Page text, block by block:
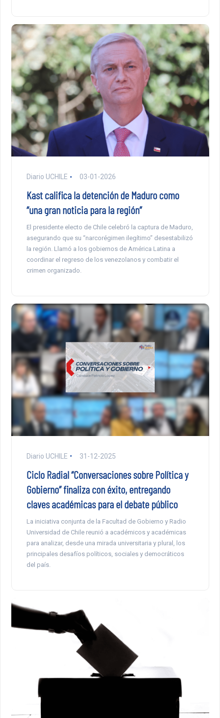
Diario UCHILE 03-01-2026
Kast califica la detención de Maduro como
“una gran noticia para la región”
El presidente electo de Chile celebró la captura de Maduro,
asegurando que su “narcorégimen ilegítimo” desestabilizó
la región. Llamó a los gobiernos de América Latina a
coordinar el regreso de los venezolanos y combatir el
crimen organizado.
Diario UCHILE 31-12-2025
Ciclo Radial “Conversaciones sobre Política y
Gobierno” finaliza con éxito, entregando
claves académicas para el debate público
La iniciativa conjunta de la Facultad de Gobierno y Radio
Universidad de Chile reunió a académicos y académicas
para analizar, desde una mirada universitaria y plural, los
principales desafíos políticos, sociales y democráticos
del país.